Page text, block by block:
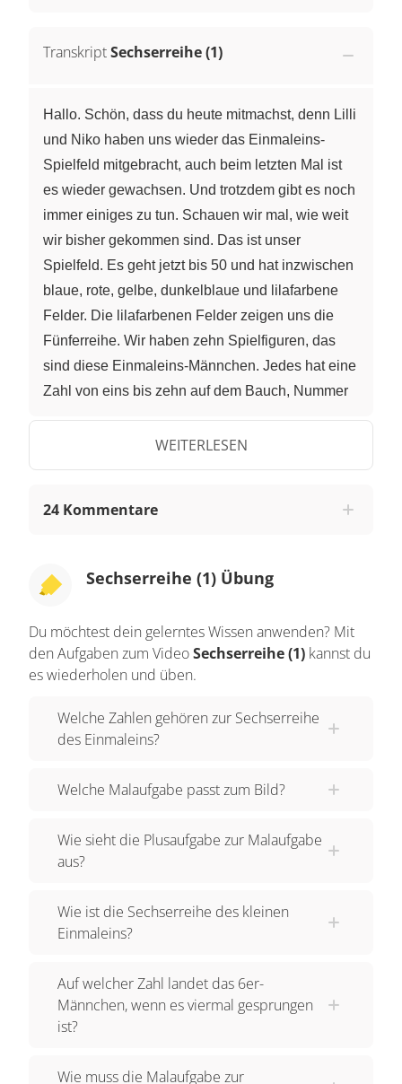
TranskriptSechserreihe (1)
Hallo. Schön, dass du heute mitmachst, denn Lilli
und Niko haben uns wieder das Einmaleins-
Spielfeld mitgebracht, auch beim letzten Mal ist
es wieder gewachsen. Und trotzdem gibt es noch
immer einiges zu tun. Schauen wir mal, wie weit
wir bisher gekommen sind. Das ist unser
Spielfeld. Es geht jetzt bis 50 und hat inzwischen
blaue, rote, gelbe, dunkelblaue und lilafarbene
Felder. Die lilafarbenen Felder zeigen uns die
Fünferreihe. Wir haben zehn Spielfiguren, das
sind diese Einmaleins-Männchen. Jedes hat eine
Zahl von eins bis zehn auf dem Bauch, Nummer
genauer kennengelernt, sie haben uns die ersten
fünf Einmaleins-Reihen gezeigt. Das erste
das rote Männchen die Zweierreihe, das gelbe
dunkelblaue Männchen die Viererreihe und das
lilafarbene Männchen die Fünferreihe. Da es
des vorigen Videos mit unserem Spielfeld bis zur
50 gekommen. Nun sind wieder zehn neue
nächste Männchen, es ist orange und hat die
Zahl sechs auf dem Bauch. Und jetzt geht es los.
machen. Was meinst du, auf welchen Zahlen es
42, 48, 54, 60. Das waren zehn Sprünge. Und
das ist nun die Sechserreihe. Schauen wir uns
hinterlassen hat. Hier kannst du gut sehen, wie
groß die Sprünge sind. Das Männchen hat immer
60 gelandet. Nun ist unser Spielfeld also bis zur
60 gewachsen. Ich sage dir die zehn Zahlen der
merken kannst. 6, 12, 18, 24, 30, 36, 42, 48, 54,
WEITERLESEN
24 Kommentare
Sechserreihe (1) Übung
Du möchtest dein gelerntes Wissen anwenden? Mit
den Aufgaben zum VideoSechserreihe (1) kannst du
es wiederholen und üben.
Welche Zahlen gehören zur Sechserreihe
des Einmaleins?
Welche Malaufgabe passt zum Bild?
Wie sieht die Plusaufgabe zur Malaufgabe
aus?
Wie ist die Sechserreihe des kleinen
Einmaleins?
Auf welcher Zahl landet das 6er-
Männchen, wenn es viermal gesprungen
ist?
Wie muss die Malaufgabe zur